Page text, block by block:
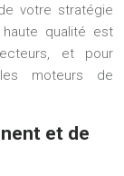
votre stratégie
qualité est
et pour
moteurs de
et de